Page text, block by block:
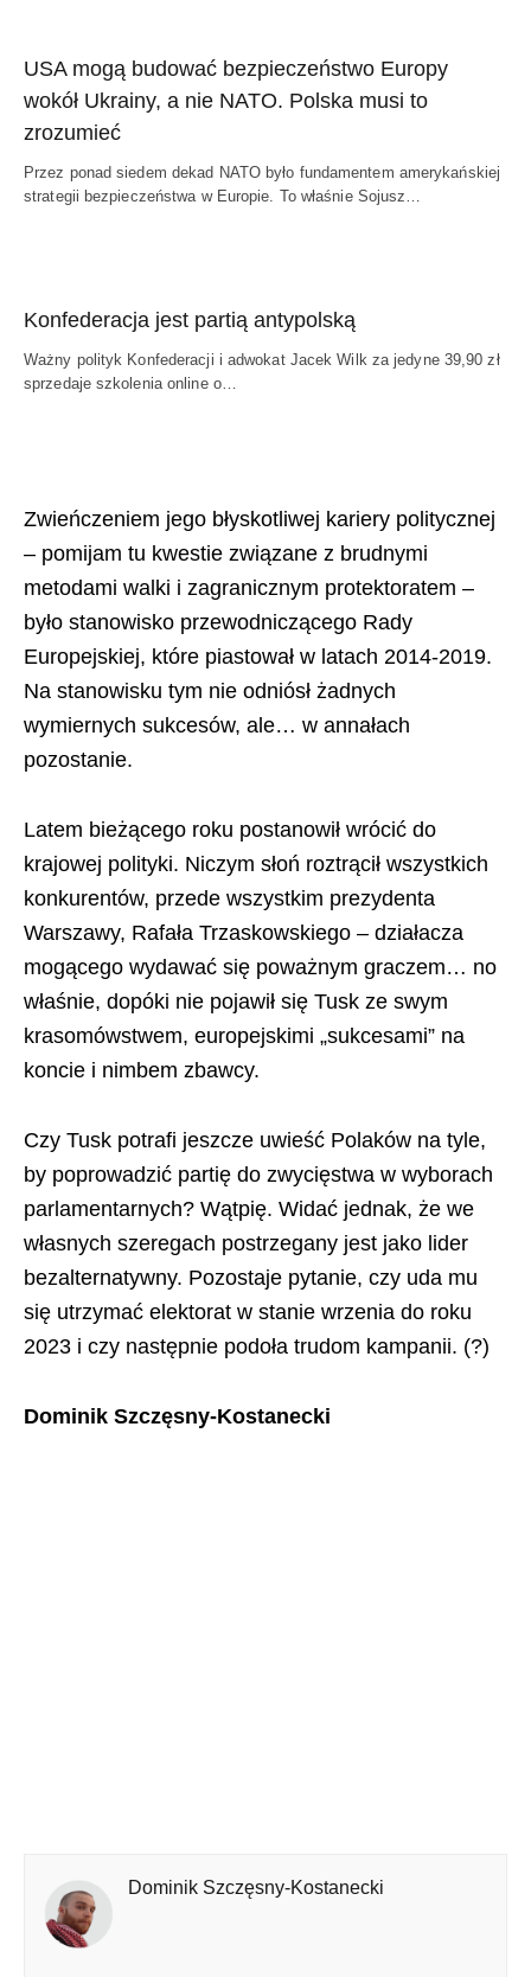
USA mogą budować bezpieczeństwo Europy
wokół Ukrainy, a nie NATO. Polska musi to
zrozumieć
Przez ponad siedem dekad NATO było fundamentem amerykańskiej
strategii bezpieczeństwa w Europie. To właśnie Sojusz…
Konfederacja jest partią antypolską
Ważny polityk Konfederacji i adwokat Jacek Wilk za jedyne 39,90 zł
sprzedaje szkolenia online o…
Zwieńczeniem jego błyskotliwej kariery politycznej
– pomijam tu kwestie związane z brudnymi
metodami walki i zagranicznym protektoratem –
było stanowisko przewodniczącego Rady
Europejskiej, które piastował w latach 2014-2019.
Na stanowisku tym nie odniósł żadnych
wymiernych sukcesów, ale… w annałach
pozostanie.
Latem bieżącego roku postanowił wrócić do
krajowej polityki. Niczym słoń roztrącił wszystkich
konkurentów, przede wszystkim prezydenta
Warszawy, Rafała Trzaskowskiego – działacza
mogącego wydawać się poważnym graczem… no
właśnie, dopóki nie pojawił się Tusk ze swym
krasomówstwem, europejskimi „sukcesami” na
koncie i nimbem zbawcy.
Czy Tusk potrafi jeszcze uwieść Polaków na tyle,
by poprowadzić partię do zwycięstwa w wyborach
parlamentarnych? Wątpię. Widać jednak, że we
własnych szeregach postrzegany jest jako lider
bezalternatywny. Pozostaje pytanie, czy uda mu
się utrzymać elektorat w stanie wrzenia do roku
2023 i czy następnie podoła trudom kampanii. (?)
Dominik Szczęsny-Kostanecki
Dominik Szczęsny-Kostanecki